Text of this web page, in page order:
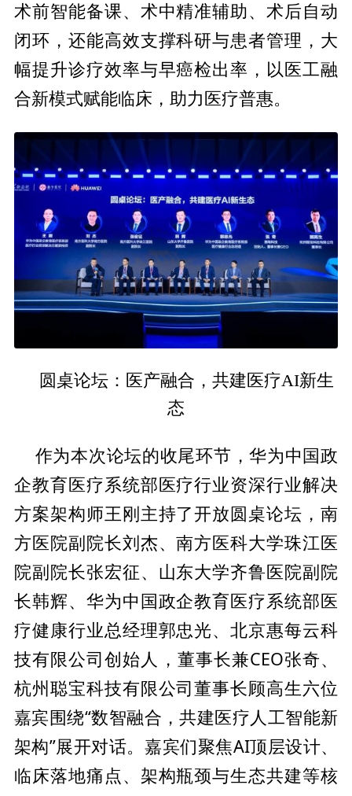
术前智能备课、术中精准辅助、术后自动
闭环，还能高效支撑科研与患者管理，大
幅提升诊疗效率与早癌检出率，以医工融
合新模式赋能临床，助力医疗普惠。
圆桌论坛：医产融合，共建医疗AI新生
态
作为本次论坛的收尾环节，华为中国政
企教育医疗系统部医疗行业资深行业解决
方案架构师王刚主持了开放圆桌论坛，南
方医院副院长刘杰、南方医科大学珠江医
院副院长张宏征、山东大学齐鲁医院副院
长韩辉、华为中国政企教育医疗系统部医
疗健康行业总经理郭忠光、北京惠每云科
技有限公司创始人，董事长兼CEO张奇、
杭州聪宝科技有限公司董事长顾高生六位
嘉宾围绕“数智融合，共建医疗人工智能新
架构”展开对话。嘉宾们聚焦AI顶层设计、
临床落地痛点、架构瓶颈与生态共建等核